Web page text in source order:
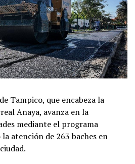
Tampico, que encabeza la
Anaya, avanza en la
mediante el programa
la atención de 263 baches en